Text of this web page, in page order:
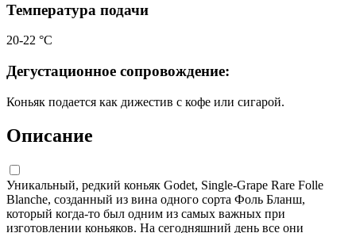
Температура подачи
20-22 °С
Дегустационное сопровождение:
Коньяк подается как дижестив с кофе или сигарой.
Описание
Уникальный, редкий коньяк Godet, Single-Grape Rare Folle
Blanche, созданный из вина одного сорта Фоль Бланш,
который когда-то был одним из самых важных при
изготовлении коньяков. На сегодняшний день все они